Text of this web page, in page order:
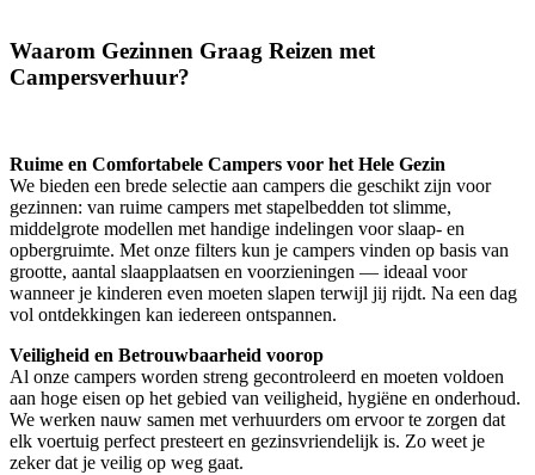
Waarom Gezinnen Graag Reizen met
Campersverhuur?
Ruime en Comfortabele Campers voor het Hele Gezin
We bieden een brede selectie aan campers die geschikt zijn voor
gezinnen: van ruime campers met stapelbedden tot slimme,
middelgrote modellen met handige indelingen voor slaap- en
opbergruimte. Met onze filters kun je campers vinden op basis van
grootte, aantal slaapplaatsen en voorzieningen — ideaal voor
wanneer je kinderen even moeten slapen terwijl jij rijdt. Na een dag
vol ontdekkingen kan iedereen ontspannen.
Veiligheid en Betrouwbaarheid voorop
Al onze campers worden streng gecontroleerd en moeten voldoen
aan hoge eisen op het gebied van veiligheid, hygiëne en onderhoud.
We werken nauw samen met verhuurders om ervoor te zorgen dat
elk voertuig perfect presteert en gezinsvriendelijk is. Zo weet je
zeker dat je veilig op weg gaat.